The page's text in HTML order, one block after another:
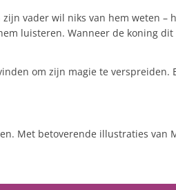
vader wil niks van hem weten
luisteren. Wanneer de koning
om zijn magie te
Met betoverende illustraties van